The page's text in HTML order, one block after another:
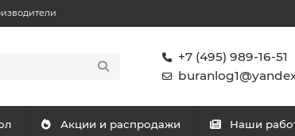
+7 (495) 989-16-51
Акции и распродажи Наши